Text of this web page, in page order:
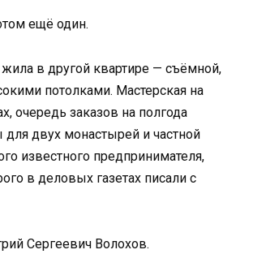
ещё один.
в другой квартире — съёмной,
потолками. Мастерская на
очередь заказов на полгода
двух монастырей и частной
известного предпринимателя,
в деловых газетах писали с
Сергеевич Волохов.